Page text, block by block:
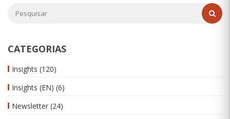
CATEGORIAS
Insights (120)
Insights (EN) (6)
Newsletter (24)